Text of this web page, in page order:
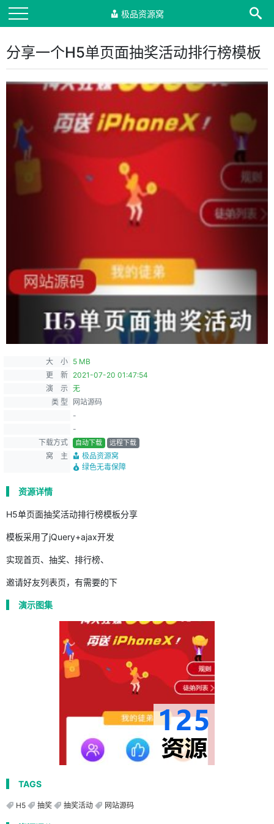
极品资源窝
分享一个H5单页面抽奖活动排行榜模板
大 小 5 MB
更 新 2021-07-20 01:47:54
演 示 无
类 型
网站源码
-
-
下载方式
自动下载 远程下载
窝 主
极品资源窝
绿色无毒保障
资源详情
H5单页面抽奖活动排行榜模板分享
模板采用了jQuery+ajax开发
实现首页、抽奖、排行榜、
邀请好友列表页，有需要的下
演示图集
TAGS
H5 抽奖 抽奖活动 网站源码